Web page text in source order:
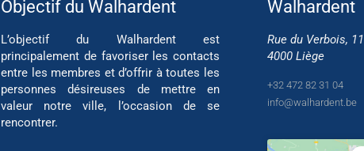
Objectif du Walhardent
L’objectif du Walhardent est
principalement de favoriser les contacts
entre les membres et d’offrir à toutes les
personnes désireuses de mettre en
valeur notre ville, l’occasion de se
rencontrer.
Walhardent
Rue du Verbois, 11
4000 Liège
+32 472 82 31 04
info@walhardent.be